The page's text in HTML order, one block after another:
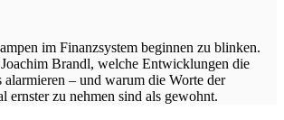
im Finanzsystem beginnen zu blinken.
Brandl, welche Entwicklungen die
alarmieren – und warum die Worte der
ernster zu nehmen sind als gewohnt.